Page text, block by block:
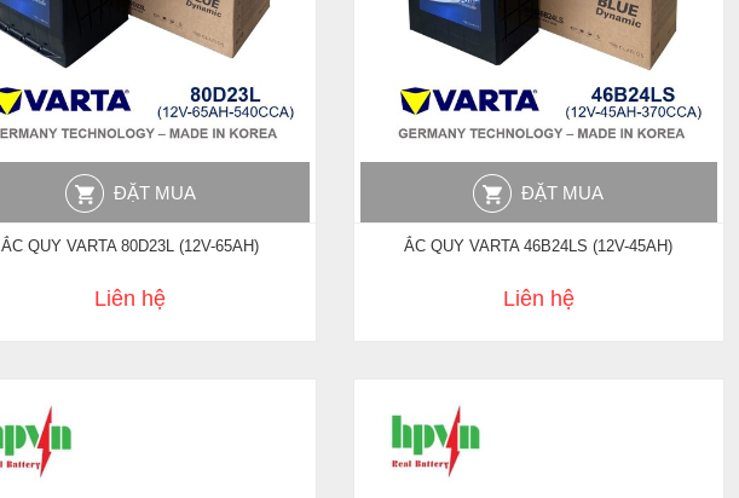
ĐẶT MUA
ẮC QUY VARTA 80D23L (12V-65AH)
Liên hệ
ĐẶT MUA
ẮC QUY VARTA 46B24LS (12V-45AH)
Liên hệ